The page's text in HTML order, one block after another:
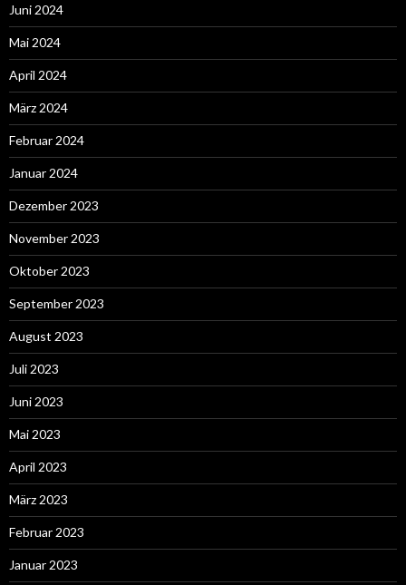
Juni 2024
Mai 2024
April 2024
März 2024
Februar 2024
Januar 2024
Dezember 2023
November 2023
Oktober 2023
September 2023
August 2023
Juli 2023
Juni 2023
Mai 2023
April 2023
März 2023
Februar 2023
Januar 2023